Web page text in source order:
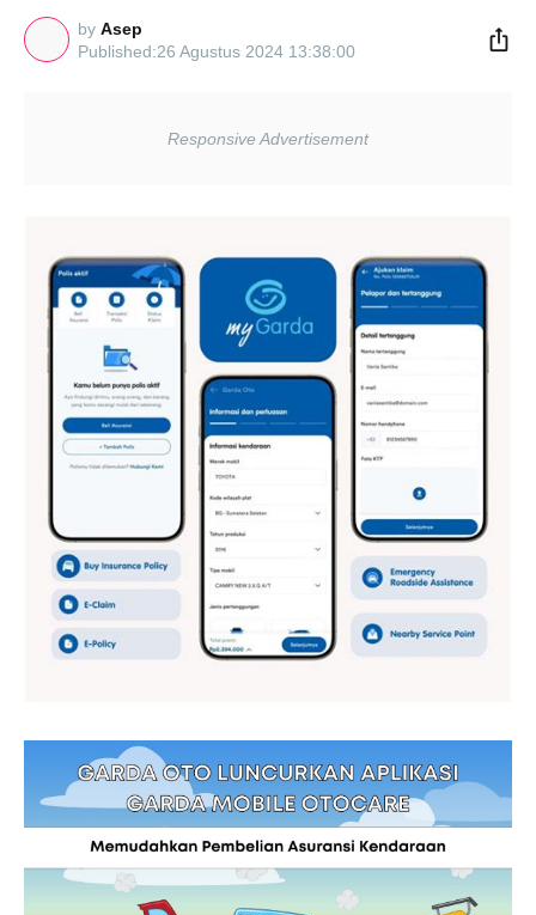
by Asep
26 Agustus 2024 13:38:00